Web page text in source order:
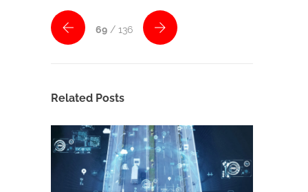
69 / 136
Related Posts